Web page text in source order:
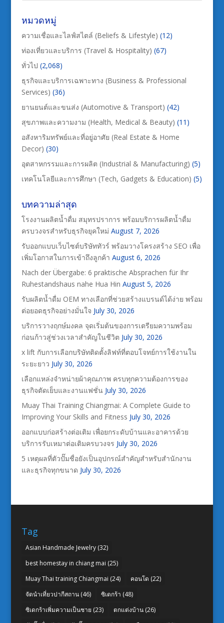
หมวดหมู่
ความเชื่อและไลฟ์สไตล์ (Beliefs & Lifestyle) (12)
ท่องเที่ยวและบริการ (Travel & Hospitality) (67)
ทั่วไป (2,068)
ธุรกิจและบริการเฉพาะทาง (Business & Professional
Services) (36)
ยานยนต์และขนส่ง (Automotive & Transport) (42)
สุขภาพและความงาม (Health, Medical & Beauty) (11)
อสังหาริมทรัพย์และที่อยู่อาศัย (Real Estate & Home
Decor) (30)
อุตสาหกรรมและการผลิต (Industrial & Manufacturing) (5)
เทคโนโลยีและการศึกษา (Tech, Gadgets & Education) (5)
บทความล่าสุด
โรงงานผลิตน้ำดื่ม สมุทรปราการ พร้อมบริการผลิตน้ำดื่ม
ครบวงจรสำหรับธุรกิจยุคใหม่ August 7, 2026
รับออกแบบเว็บไซต์บริษัททัวร์ พร้อมวางโครงสร้าง SEO เพื่อ
เพิ่มโอกาสในการเข้าถึงลูกค้า August 6, 2026
Nach der Übergabe: 6 praktische Absprachen für Ihr
Ruhestandshaus nahe Hua Hin August 5, 2026
รับผลิตน้ำดื่ม OEM ทางเลือกที่ช่วยสร้างแบรนด์ได้ง่าย พร้อม
ต่อยอดธุรกิจอย่างมั่นใจ July 30, 2026
บริการวางฤกษ์มงคล จุดเริ่มต้นของการเตรียมความพร้อม
ก่อนก้าวสู่ช่วงเวลาสำคัญในชีวิต July 30, 2026
x lift กับการเลือกบริษัทติดตั้งลิฟท์ที่ตอบโจทย์การใช้งานใน
ระยะยาว July 30, 2026
เลือกแหล่งจำหน่ายผ้าคุณภาพ ครบทุกความต้องการของ
ธุรกิจตัดเย็บและงานแฟชั่น July 30, 2026
Muay Thai Training Chiangmai: A Complete Guide to
Improving Your Skills and Fitness July 30, 2026
ออกแบบก่อสร้างต่อเติม เพื่อยกระดับบ้านและอาคารด้วย
บริการรับเหมาต่อเติมครบวงจร July 30, 2026
5 เหตุผลที่ตัวปั๊มชื่อยังเป็นอุปกรณ์สำคัญสำหรับสำนักงาน
และธุรกิจทุกขนาด July 30, 2026
Tag
Asian Handmade Jewelry(32)
best homestay in chiang mai (25)
Muay Thai training Chiangmai (24) คอนโด (22)
จัดนำเที่ยวปากีสถาน(46) ซิเดกร้า (48)
ซิเดกร้าเพิ่มความเป็นชาย (23) ตกแต่งบ้าน(26)